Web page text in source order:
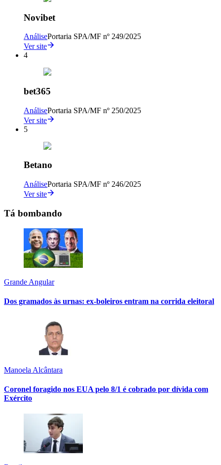
Novibet
AnálisePortaria SPA/MF nº 249/2025
Ver site
4
bet365
AnálisePortaria SPA/MF nº 250/2025
Ver site
5
Betano
AnálisePortaria SPA/MF nº 246/2025
Ver site
Tá bombando
Grande Angular
Dos gramados às urnas: ex-boleiros entram na corrida eleitoral
Manoela Alcântara
Coronel foragido nos EUA pelo 8/1 é cobrado por dívida com
Exército